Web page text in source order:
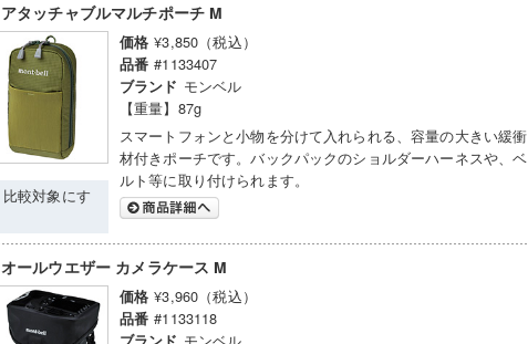
アタッチャブルマルチポーチ M
比較対象にす
価格 ¥3,850（税込）
品番 #1133407
ブランド モンベル
【重量】87g
スマートフォンと小物を分けて入れられる、容量の大きい緩衝
材付きポーチです。バックパックのショルダーハーネスや、ベ
ルト等に取り付けられます。
オールウエザー カメラケース M
価格 ¥3,960（税込）
品番 #1133118